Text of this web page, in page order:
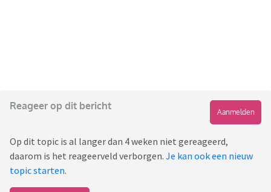
Reageer op dit bericht
Aanmelden
Op dit topic is al langer dan 4 weken niet gereageerd,
daarom is het reageerveld verborgen. Je kan ook een nieuw
topic starten.